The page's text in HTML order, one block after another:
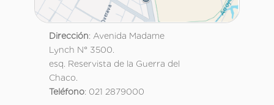
Dirección: Avenida Madame
Lynch N° 3500.
esq. Reservista de la Guerra del
Chaco.
Teléfono: 021 2879000